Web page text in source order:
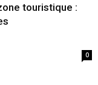
touristique :
0